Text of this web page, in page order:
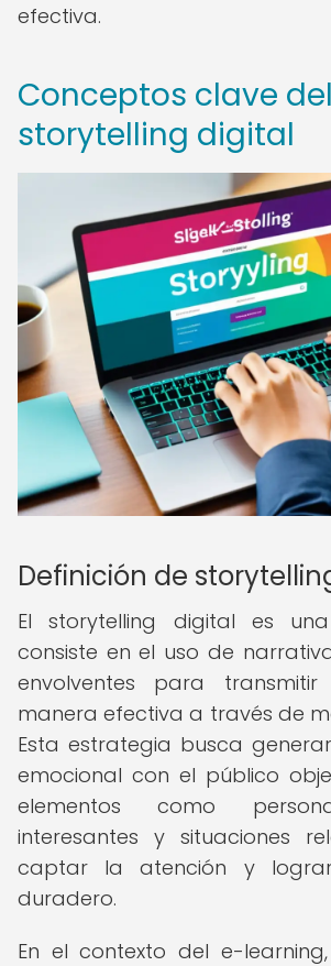
efectiva.
Conceptos clave del
storytelling digital
Definición de
El storytelling digital es
consiste en el uso de
envolventes para transmitir
manera efectiva a través de
Esta estrategia busca
emocional con el público
elementos como
interesantes y situaciones
captar la atención y
duradero.
En el contexto del e-